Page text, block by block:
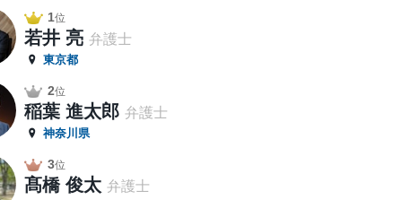
1位
若井 亮 弁護士
東京都
2位
稲葉 進太郎 弁護士
神奈川県
3位
髙橋 俊太 弁護士